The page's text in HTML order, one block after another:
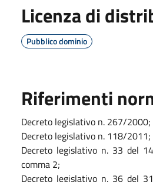
Licenza di
Pubblico dominio
Riferimenti
Decreto legislativo n. 267/2000;
Decreto legislativo n. 118/2011;
Decreto legislativo n. 33 del
comma 2;
Decreto legislativo n. 36 del